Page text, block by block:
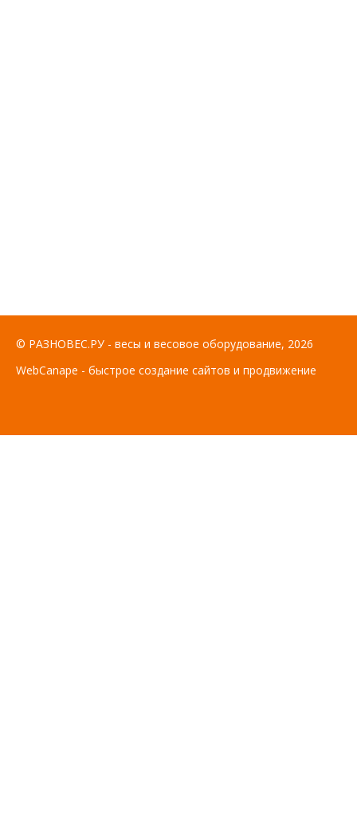
© РАЗНОВЕС.РУ - весы и весовое оборудование, 2026
WebCanape - быстрое создание сайтов и продвижение